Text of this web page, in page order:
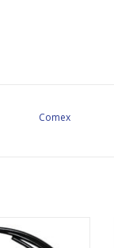
Comex
voor het aarden
ventilator